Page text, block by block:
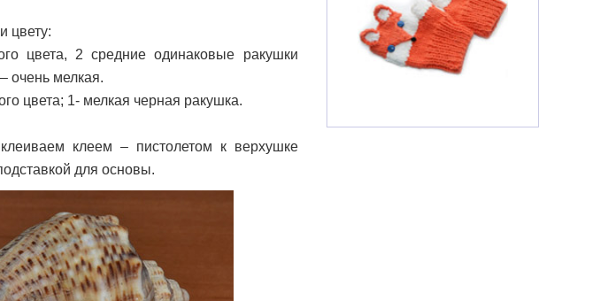
цвету:
цвета, 2 средние одинаковые ракушки
очень мелкая.
цвета; 1- мелкая черная ракушка.
клеем – пистолетом к верхушке
для основы.